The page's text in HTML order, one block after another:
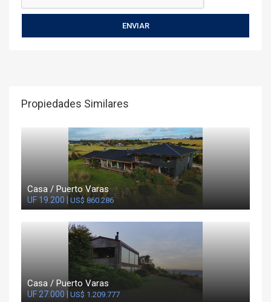
Propiedades Similares
Casa / Puerto Varas
UF 19.200 | US$ 860.286
Casa / Puerto Varas
UF 27.000 | US$ 1.209.777